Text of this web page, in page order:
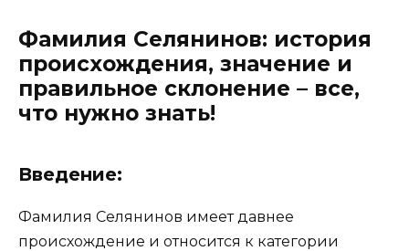
Фамилия Селянинов: история
происхождения, значение и
правильное склонение – все,
что нужно знать!
Введение:
Фамилия Селянинов имеет давнее
происхождение и относится к категории